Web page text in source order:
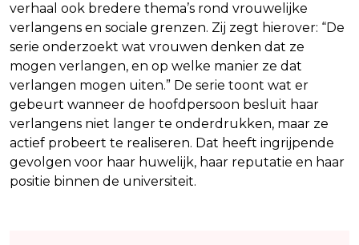
verhaal ook bredere thema’s rond vrouwelijke
verlangens en sociale grenzen. Zij zegt hierover: “De
serie onderzoekt wat vrouwen denken dat ze
mogen verlangen, en op welke manier ze dat
verlangen mogen uiten.” De serie toont wat er
gebeurt wanneer de hoofdpersoon besluit haar
verlangens niet langer te onderdrukken, maar ze
actief probeert te realiseren. Dat heeft ingrijpende
gevolgen voor haar huwelijk, haar reputatie en haar
positie binnen de universiteit.